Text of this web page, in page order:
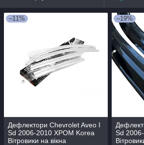
–11%
Дефлектори Chevrolet Aveo I
Sd 2006-2010 ХРОМ Korea
Вітровики на вікна
–19%
Sd